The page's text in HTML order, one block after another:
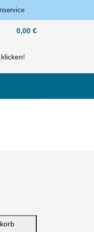
0,00 €
klicken!